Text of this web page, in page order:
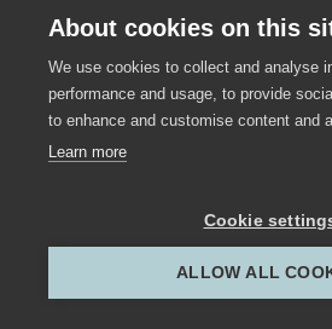
Material
Birke Massivholz lackiert
Hersteller:in
Gestalter:in
About cookies on this
We use cookies to collect and analyse
performance and usage, to provide
to enhance and customise content and
Learn more
Cookie
ALLOW ALL